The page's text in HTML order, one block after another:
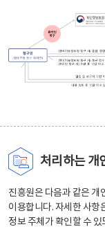
처리하는 개
진흥원은 다음과 같은 개
이용합니다. 자세한 사항
정보 주체가 확인할 수